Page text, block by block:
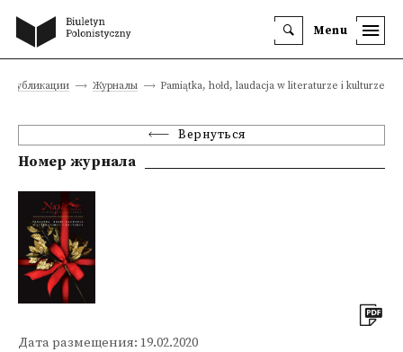
Menu
Публикации Журналы Pamiątka, hołd, laudacja w literaturze i kulturze
Вернуться
Номер журнала
Дата размещения: 19.02.2020